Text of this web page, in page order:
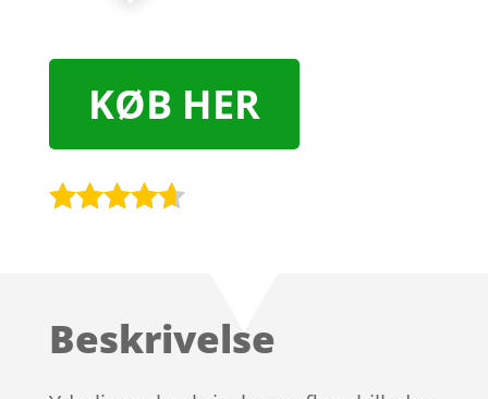
KØB HER
på
mmelser
Beskrivelse